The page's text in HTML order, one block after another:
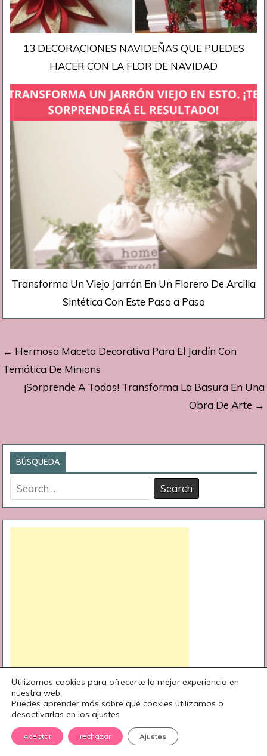
13 DECORACIONES NAVIDEÑAS QUE PUEDES
HACER CON LA FLOR DE NAVIDAD
Transforma Un Viejo Jarrón En Un Florero De Arcilla
Sintética Con Este Paso a Paso
Navegación
de
entradas
← Hermosa Maceta Decorativa Para El Jardín Con
Temática De Minions
¡Sorprende A Todos! Transforma La Basura En Una
Obra De Arte →
BÚSQUEDA
Search
for:
Utilizamos cookies para ofrecerte la mejor experiencia en
nuestra web.
Puedes aprender más sobre qué cookies utilizamos o
desactivarlas en los ajustes
Aceptar rechazar Ajustes